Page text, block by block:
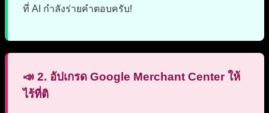
ที่ AI กำลังร่ายคำตอบครับ!
📣 2. อัปเกรด Google Merchant Center ให้
ไร้ที่ติ